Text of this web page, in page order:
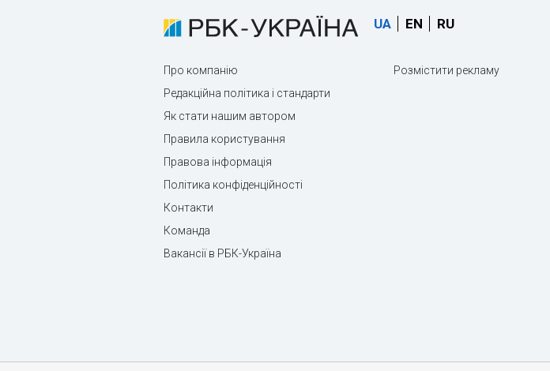
UA EN RU
Про компанію
Редакційна політика і стандарти
Як стати нашим автором
Правила користування
Правова інформація
Політика конфіденційності
Контакти
Команда
Вакансії в РБК-Україна
Розмістити рекламу